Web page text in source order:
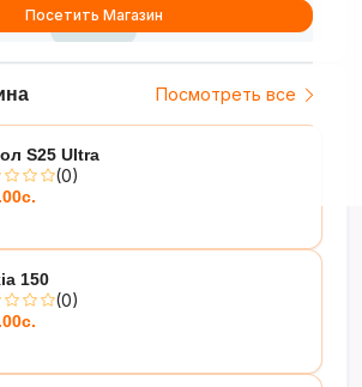
Посмотреть все
S25 Ultra
(0)
150
(0)
Посетить Магазин